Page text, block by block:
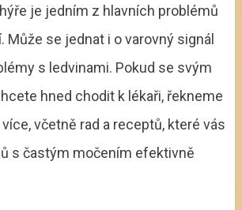
je jedním z hlavních problémů
Může se jednat i o varovný signál
s ledvinami. Pokud se svým
hned chodit k lékaři, řekneme
včetně rad a receptů, které vás
s častým močením efektivně